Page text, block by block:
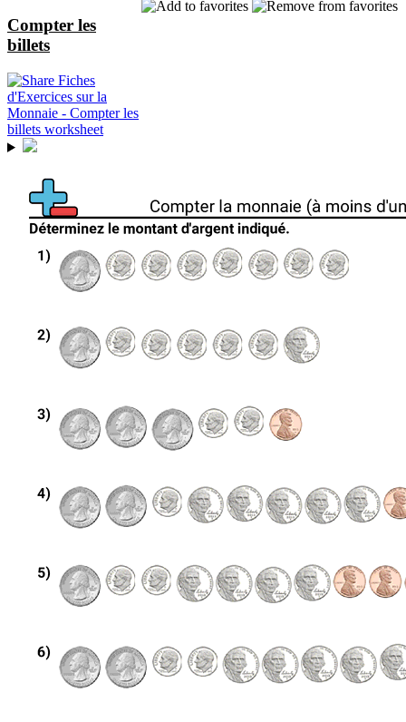
Compter les
billets